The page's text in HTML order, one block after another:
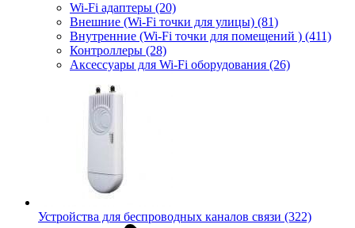
Wi-Fi адаптеры (20)
Внешние (Wi-Fi точки для улицы) (81)
Внутренние (Wi-Fi точки для помещений ) (411)
Контроллеры (28)
Аксессуары для Wi-Fi оборудования (26)
Устройства для беспроводных каналов связи (322)